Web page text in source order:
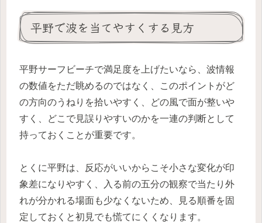
平野で波を当てやすくする見方
平野サーフビーチで満足度を上げたいなら、波情報
の数値をただ眺めるのではなく、このポイントがど
の方向のうねりを拾いやすく、どの風で面が整いや
すく、どこで見誤りやすいのかを一連の判断として
持っておくことが重要です。
とくに平野は、反応がいいからこそ小さな変化が印
象差になりやすく、入る前の五分の観察で当たり外
れが分かれる場面も少なくないため、見る順番を固
定しておくと初見でも慌てにくくなります。